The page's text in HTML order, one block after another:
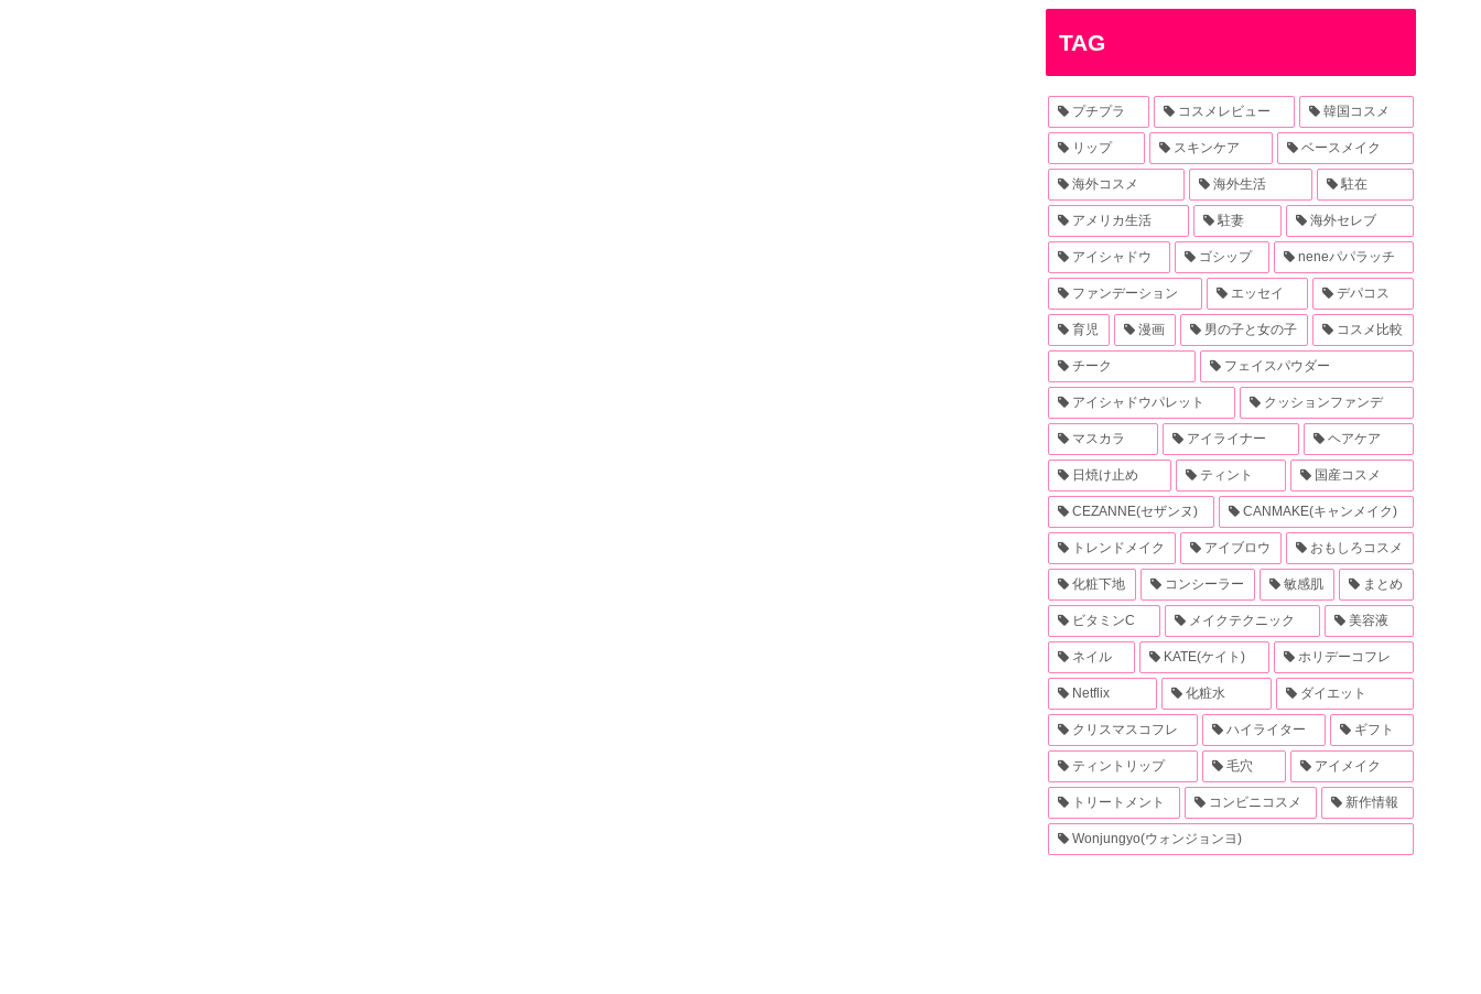
TAG
プチプラ コスメレビュー 韓国コスメ
リップ スキンケア ベースメイク
海外コスメ 海外生活 駐在
アメリカ生活 駐妻 海外セレブ
アイシャドウ ゴシップ neneパパラッチ
ファンデーション エッセイ デパコス
育児 漫画 男の子と女の子 コスメ比較
チーク フェイスパウダー
アイシャドウパレット クッションファンデ
マスカラ アイライナー ヘアケア
日焼け止め ティント 国産コスメ
CEZANNE(セザンヌ) CANMAKE(キャンメイク)
トレンドメイク アイブロウ おもしろコスメ
化粧下地 コンシーラー 敏感肌 まとめ
ビタミンC メイクテクニック 美容液
ネイル KATE(ケイト) ホリデーコフレ
Netflix 化粧水 ダイエット
クリスマスコフレ ハイライター ギフト
ティントリップ 毛穴 アイメイク
トリートメント コンビニコスメ 新作情報
Wonjungyo(ウォンジョンヨ)